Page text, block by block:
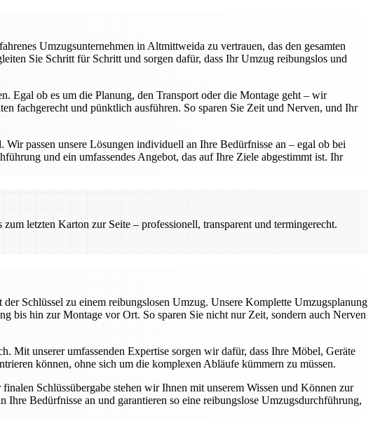
Umzugsunternehmen in Altmittweida zu vertrauen, das den gesamten
Sie Schritt für Schritt und sorgen dafür, dass Ihr Umzug reibungslos und
Egal ob es um die Planung, den Transport oder die Montage geht – wir
fachgerecht und pünktlich ausführen. So sparen Sie Zeit und Nerven, und Ihr
passen unsere Lösungen individuell an Ihre Bedürfnisse an – egal ob bei
und ein umfassendes Angebot, das auf Ihre Ziele abgestimmt ist. Ihr
letzten Karton zur Seite – professionell, transparent und termingerecht.
Schlüssel zu einem reibungslosen Umzug. Unsere Komplette Umzugsplanung
bis hin zur Montage vor Ort. So sparen Sie nicht nur Zeit, sondern auch Nerven
unserer umfassenden Expertise sorgen wir dafür, dass Ihre Möbel, Geräte
können, ohne sich um die komplexen Abläufe kümmern zu müssen.
Schlüssübergabe stehen wir Ihnen mit unserem Wissen und Können zur
Bedürfnisse an und garantieren so eine reibungslose Umzugsdurchführung,